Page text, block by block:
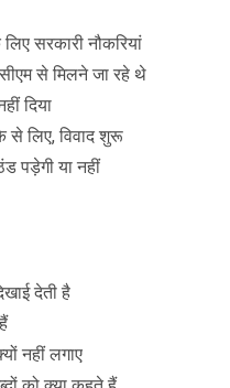
सरकारी नौकरियां
से मिलने जा रहे थे
दिया
से लिए, विवाद शुरू
पड़ेगी या नहीं
देती है
नहीं लगाए